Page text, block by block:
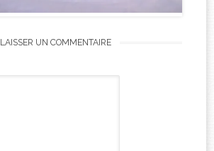
LAISSER UN COMMENTAIRE